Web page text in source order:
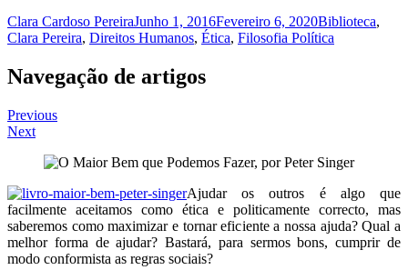
Clara Cardoso PereiraJunho 1, 2016Fevereiro 6, 2020Biblioteca,
Clara Pereira, Direitos Humanos, Ética, Filosofia Política
Navegação de artigos
Previous
Next
Ajudar os outros é algo que
facilmente aceitamos como ética e politicamente correcto, mas
saberemos como maximizar e tornar eficiente a nossa ajuda? Qual a
melhor forma de ajudar? Bastará, para sermos bons, cumprir de
modo conformista as regras sociais?